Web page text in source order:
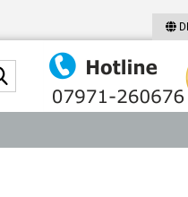
Suche...